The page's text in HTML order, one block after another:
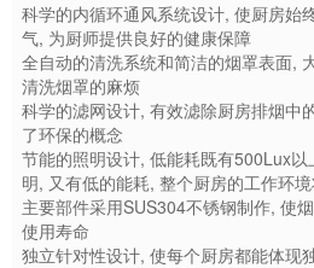
科学的内循环通风系统设计, 使厨房始
气, 为厨师提供良好的健康保障
全自动的清洗系统和简洁的烟罩表面,
清洗烟罩的麻烦
科学的滤网设计, 有效滤除厨房排烟中
了环保的概念
节能的照明设计, 低能耗既有500Lux以
明, 又有低的能耗, 整个厨房的工作环
主要部件采用SUS304不锈钢制作, 使
使用寿命
独立针对性设计, 使每个厨房都能体现